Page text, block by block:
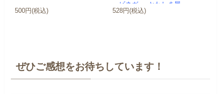
500円(税込)
ービネガー -かわしま屋-
528円(税込)
ぜひご感想をお待ちしています！